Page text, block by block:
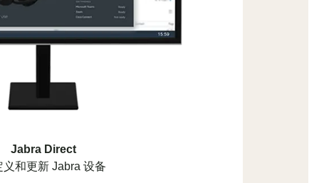
Jabra Direct
义和更新 Jabra 设备